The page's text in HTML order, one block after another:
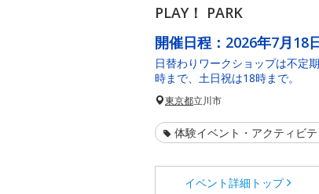
PLAY！ PARK
開催日程： 2026年7月18
日替わりワークショップは不定
時まで、土日祝は18時まで。
東京都立川市
体験イベント・アクティビテ
イベント詳細 トップ